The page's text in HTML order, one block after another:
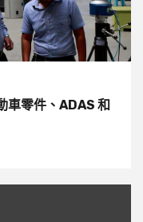
車零件、ADAS 和